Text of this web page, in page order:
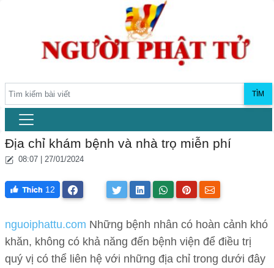
TÌM
Địa chỉ khám bệnh và nhà trọ miễn phí
08:07 | 27/01/2024
12
nguoiphattu.com Những bệnh nhân có hoàn cảnh khó
khăn, không có khả năng đến bệnh viện để điều trị
quý vị có thể liên hệ với những địa chỉ trong dưới đây